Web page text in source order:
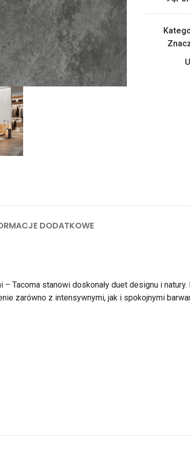
DODATKOWE
Tacoma stanowi doskonały duet designu i
zarówno z intensywnymi, jak i spokojnymi